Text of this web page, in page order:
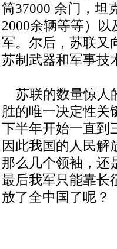
筒37000 余门，坦
2000余辆等等）
军。尔后，苏联又
苏制武器和军事技
苏联的数量惊人
胜的唯一决定性关
下半年开始一直到
因此我国的人民解
那么几个领袖，还
最后我军只能靠长
放了全中国了呢？